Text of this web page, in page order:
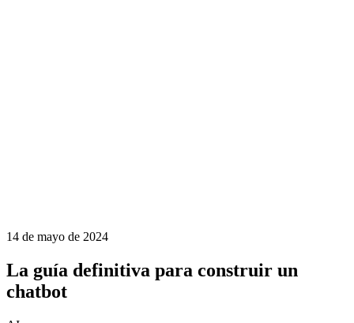
14 de mayo de 2024
La guía definitiva para construir un
chatbot